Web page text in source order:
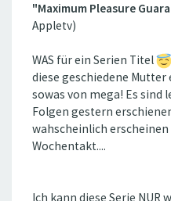
"Maximum Pleasure
Appletv)
WAS für ein Serien Titel
diese geschiedene
sowas von mega! Es sind
Folgen gestern
wahscheinlich
Wochentakt....
Ich kann diese Serie